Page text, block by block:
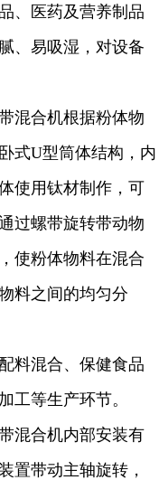
、医药及营养制品
、易吸湿，对设备
混合机根据粉体物
式U型筒体结构，内
使用钛材制作，可
过螺带旋转带动物
使粉体物料在混合
料之间的均匀分
料混合、保健食品
工等生产环节。
混合机内部安装有
置带动主轴旋转，